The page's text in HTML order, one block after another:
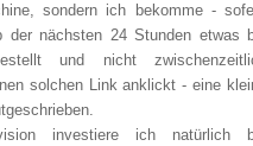
sondern ich bekomme -
der nächsten 24 Stunden etwas
und nicht
solchen Link anklickt - eine
investiere ich natürlich